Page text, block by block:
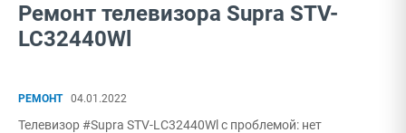
Ремонт телевизора Supra STV-
LC32440Wl
РЕМОНТ 04.01.2022
Телевизор #Supra STV-LC32440Wl с проблемой: нет